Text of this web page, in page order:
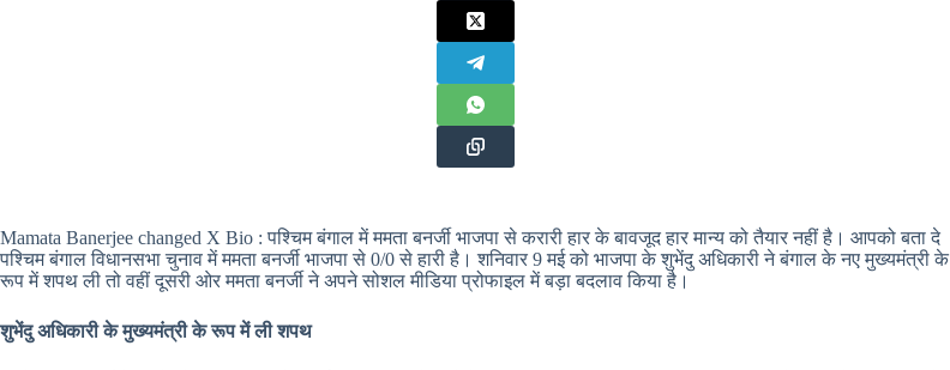
Mamata Banerjee changed X Bio : पश्चिम बंगाल में ममता बनर्जी भाजपा से करारी हार के बावजूद हार मान्य को तैयार नहीं है। आपको बता दे
पश्चिम बंगाल विधानसभा चुनाव में ममता बनर्जी भाजपा से 0/0 से हारी है। शनिवार 9 मई को भाजपा के शुभेंदु अधिकारी ने बंगाल के नए मुख्यमंत्री के
रूप में शपथ ली तो वहीं दूसरी ओर ममता बनर्जी ने अपने सोशल मीडिया प्रोफाइल में बड़ा बदलाव किया है।
शुभेंदु अधिकारी के मुख्यमंत्री के रूप में ली शपथ